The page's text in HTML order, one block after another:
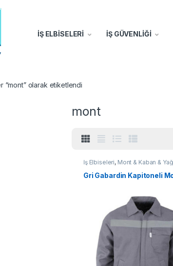
İŞ ELBİSELERİ İŞ GÜVENLİĞİ
“mont” olarak etiketlendi
mont
İş Elbiseleri, Mont & Kaban &
Gri Gabardin Kapitoneli